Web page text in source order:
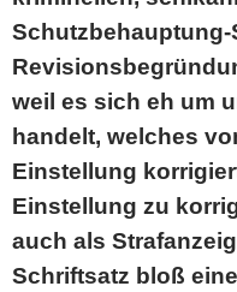
Schutzbehauptung-
weil es sich eh um
handelt, welches
Einstellung
Einstellung zu
auch als
Schriftsatz bloß